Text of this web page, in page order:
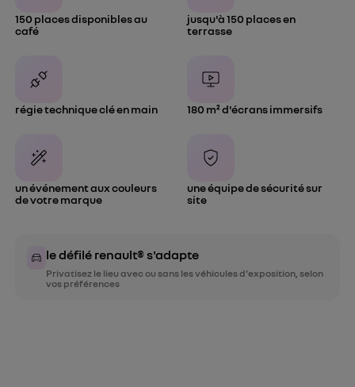
150 places disponibles au
café
jusqu'à 150 places en
terrasse
régie technique clé en main 180 m² d'écrans immersifs
un événement aux couleurs
de votre marque
une équipe de sécurité sur
site
le défilé renault® s'adapte
Privatisez le lieu avec ou sans les véhicules d'exposition, selon
vos préférences